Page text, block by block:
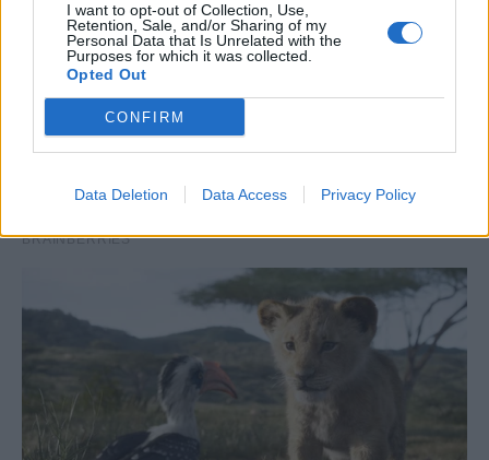
I want to opt-out of Collection, Use,
Retention, Sale, and/or Sharing of my
Personal Data that Is Unrelated with the
Purposes for which it was collected.
Opted Out
CONFIRM
Data Deletion Data Access Privacy Policy